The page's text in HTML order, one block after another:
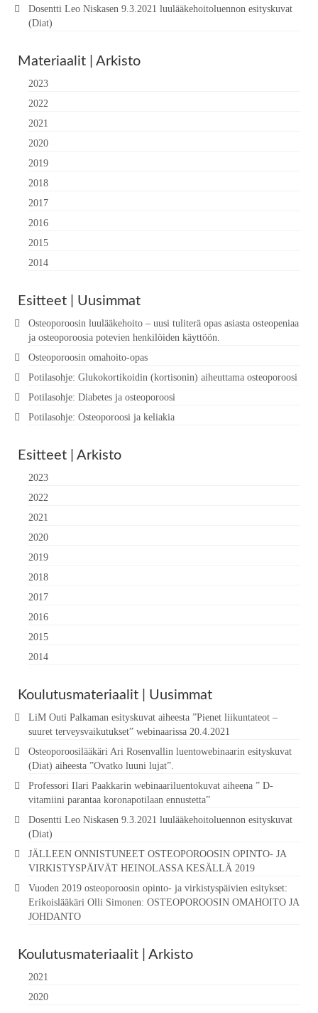
Dosentti Leo Niskasen 9.3.2021 luulääkehoitoluennon esityskuvat
(Diat)
Materiaalit | Arkisto
2023
2022
2021
2020
2019
2018
2017
2016
2015
2014
Esitteet | Uusimmat
Osteoporoosin luulääkehoito – uusi tuliterä opas asiasta osteopeniaa
ja osteoporoosia potevien henkilöiden käyttöön.
Osteoporoosin omahoito-opas
Potilasohje: Glukokortikoidin (kortisonin) aiheuttama osteoporoosi
Potilasohje: Diabetes ja osteoporoosi
Potilasohje: Osteoporoosi ja keliakia
Esitteet | Arkisto
2023
2022
2021
2020
2019
2018
2017
2016
2015
2014
Koulutusmateriaalit | Uusimmat
LiM Outi Palkaman esityskuvat aiheesta ”Pienet liikuntateot –
suuret terveysvaikutukset” webinaarissa 20.4.2021
Osteoporoosilääkäri Ari Rosenvallin luentowebinaarin esityskuvat
(Diat) aiheesta ”Ovatko luuni lujat”.
Professori Ilari Paakkarin webinaariluentokuvat aiheena ” D-
vitamiini parantaa koronapotilaan ennustetta”
Dosentti Leo Niskasen 9.3.2021 luulääkehoitoluennon esityskuvat
(Diat)
JÄLLEEN ONNISTUNEET OSTEOPOROOSIN OPINTO- JA
VIRKISTYSPÄIVÄT HEINOLASSA KESÄLLÄ 2019
Vuoden 2019 osteoporoosin opinto- ja virkistyspäivien esitykset:
Erikoislääkäri Olli Simonen: OSTEOPOROOSIN OMAHOITO JA
JOHDANTO
Koulutusmateriaalit | Arkisto
2021
2020